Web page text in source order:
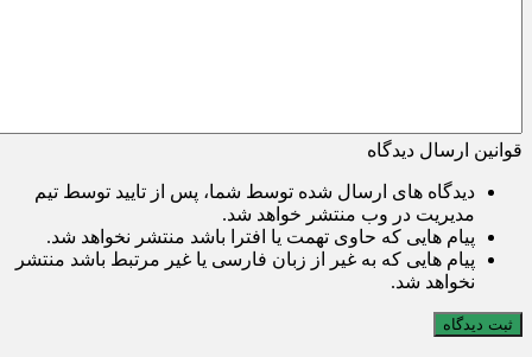
قوانین ارسال دیدگاه
دیدگاه های ارسال شده توسط شما، پس از تایید توسط تیم
مدیریت در وب منتشر خواهد شد.
پیام هایی که حاوی تهمت یا افترا باشد منتشر نخواهد شد.
پیام هایی که به غیر از زبان فارسی یا غیر مرتبط باشد منتشر
نخواهد شد.
ثبت دیدگاه